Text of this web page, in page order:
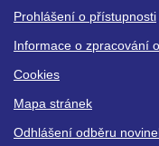
Prohlášení o přístupnosti
Informace o zpracování
Cookies
Mapa stránek
Odhlášení odběru